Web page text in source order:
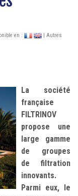
en :
| Autres
La société
française
FILTRINOV
propose une
large gamme
de groupes
de filtration
innovants.
Parmi eux, le